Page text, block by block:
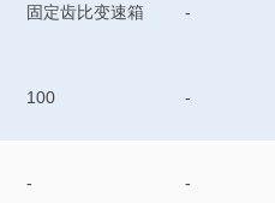
固定齿比变速箱 -
100 -
- -